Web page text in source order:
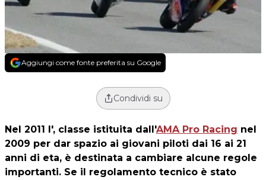
Aggiungi come fonte preferita su Google
Condividi su
Nel 2011 l', classe istituita dall'AMA Pro Racing nel
2009 per dar spazio ai giovani piloti dai 16 ai 21
anni di eta, è destinata a cambiare alcune regole
importanti. Se il regolamento tecnico è stato